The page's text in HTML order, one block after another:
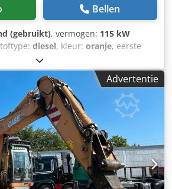
Bellen
(gebruikt), vermogen: 115 kW
diesel, kleur: oranje, eerste
, Bouwjaar:
Bouwjaar: 2012 Serienummer:
Technische informatie Aantal
22.600 kg Functioneel
CE-markering: ja Staat Technische
staat: zeer goed Financiële
Dcjdpfxsy En Nds Appsk
eerste eigenaar, volledig
direct inzetbaar! - 80% rupsloopwerk
mm, 450 mm en 2000 mm
met TOPCON 3D-systeem uit 2021
Advertentie